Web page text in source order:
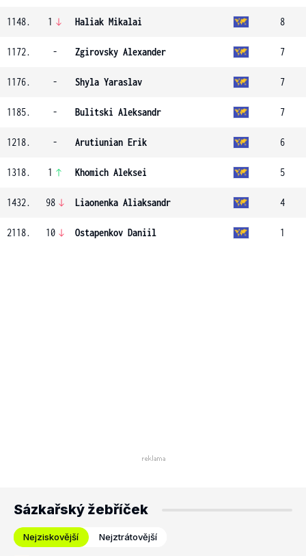
1148. 1 Haliak Mikalai 8
1172. - Zgirovsky Alexander 7
1176. - Shyla Yaraslav 7
1185. - Bulitski Aleksandr 7
1218. - Arutiunian Erik 6
1318. 1 Khomich Aleksei 5
1432. 98 Liaonenka Aliaksandr 4
2118. 10 Ostapenkov Daniil 1
Sázkařský žebříček
Nejziskovější Nejztrátovější